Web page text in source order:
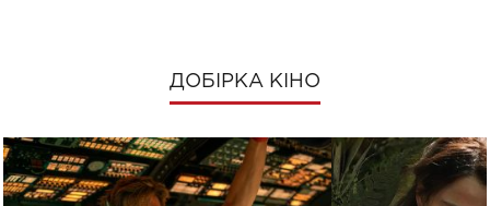
ДОБІРКА КІНО